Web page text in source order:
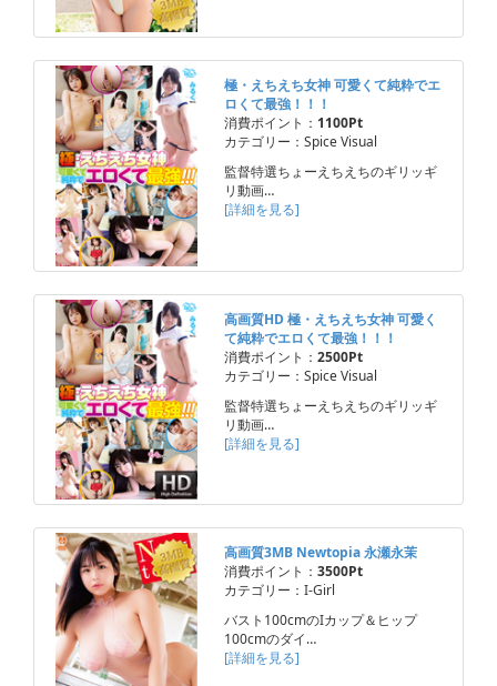
極・えちえち女神 可愛くて純粋でエ
ロくて最強！！！
消費ポイント： 1100Pt
カテゴリー：Spice Visual
監督特選ちょーえちえちのギリッギ
リ動画…
[詳細を見る]
高画質HD 極・えちえち女神 可愛く
て純粋でエロくて最強！！！
消費ポイント： 2500Pt
カテゴリー：Spice Visual
監督特選ちょーえちえちのギリッギ
リ動画…
[詳細を見る]
高画質3MB Newtopia 永瀬永茉
消費ポイント： 3500Pt
カテゴリー：I-Girl
バスト100cmのIカップ＆ヒップ
100cmのダイ…
[詳細を見る]